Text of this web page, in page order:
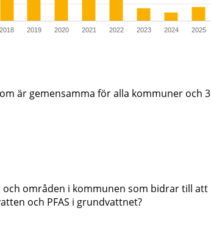
2018 2019 2020 2021 2022 2023 2024 2025
är gemensamma för alla kommuner och 3
områden i kommunen som bidrar till att
och PFAS i grundvattnet?